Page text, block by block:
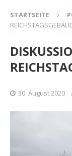
STARTSEITE
30. August 2020